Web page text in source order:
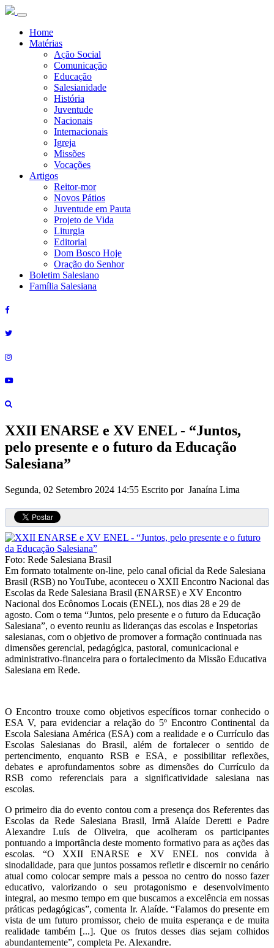
Home
Matérias
Ação Social
Comunicação
Educação
Salesianidade
História
Juventude
Nacionais
Internacionais
Igreja
Missões
Vocações
Artigos
Reitor-mor
Novos Pátios
Juventude em Pauta
Projeto de Vida
Liturgia
Editorial
Dom Bosco Hoje
Oração do Senhor
Boletim Salesiano
Família Salesiana
XXII ENARSE e XV ENEL - “Juntos,
pelo presente e o futuro da Educação
Salesiana”
Segunda, 02 Setembro 2024 14:55 Escrito por Janaína Lima
Foto: Rede Salesiana Brasil
Em formato totalmente on-line, pelo canal oficial da Rede Salesiana
Brasil (RSB) no YouTube, aconteceu o XXII Encontro Nacional das
Escolas da Rede Salesiana Brasil (ENARSE) e XV Encontro
Nacional dos Ecônomos Locais (ENEL), nos dias 28 e 29 de
agosto. Com o tema “Juntos, pelo presente e o futuro da Educação
Salesiana”, o evento reuniu as lideranças das escolas e Inspetorias
salesianas, com o objetivo de promover a formação continuada nas
dimensões gerencial, pedagógica, pastoral, comunicacional e
administrativo-financeira para o fortalecimento da Missão Educativa
Salesiana em Rede.
O Encontro trouxe como objetivos específicos tornar conhecido o
ESA V, para evidenciar a relação do 5º Encontro Continental da
Escola Salesiana América (ESA) com a realidade e o Currículo das
Escolas Salesianas do Brasil, além de fortalecer o sentido de
pertencimento, enquanto RSB e ESA, e possibilitar reflexões,
debates e aprofundamentos sobre as dimensões do Currículo da
RSB como referenciais para a significatividade salesiana nas
escolas.
O primeiro dia do evento contou com a presença dos Referentes das
Escolas da Rede Salesiana Brasil, Irmã Alaíde Deretti e Padre
Alexandre Luís de Oliveira, que acolheram os participantes
pontuando a importância deste momento formativo para as ações das
escolas. “O XXII ENARSE e XV ENEL nos convida à
sinodalidade, para que juntos possamos refletir e discernir no cenário
atual como colocar sempre mais a pessoa no centro do nosso fazer
educativo, valorizando o seu protagonismo e desenvolvimento
integral, ao mesmo tempo em que buscamos a excelência em nossas
práticas pedagógicas”, comenta Ir. Alaíde. “Falamos do presente em
vista de um futuro promissor, cheio de muita esperança e de muita
realidade também [...]. Que os frutos desses dias sejam colhidos
abundantemente”, completa Pe. Alexandre.